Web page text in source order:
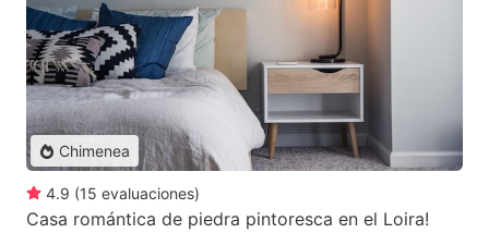
Chimenea
4.9 (15 evaluaciones)
Casa romántica de piedra pintoresca en el Loira!